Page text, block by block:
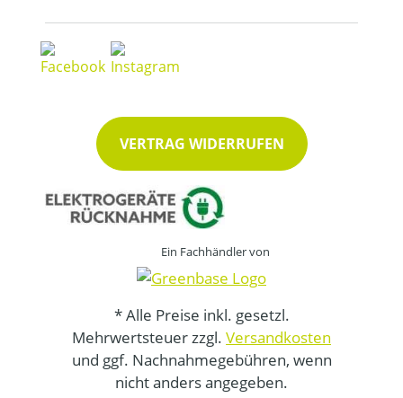
VERTRAG WIDERRUFEN
Ein Fachhändler von
* Alle Preise inkl. gesetzl.
Mehrwertsteuer zzgl. Versandkosten
und ggf. Nachnahmegebühren, wenn
nicht anders angegeben.